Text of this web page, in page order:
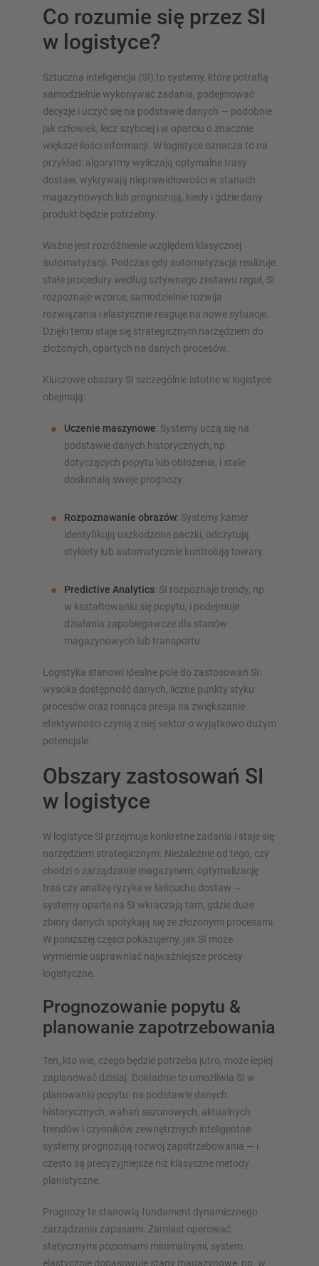
Co rozumie się przez SI
w logistyce?
Sztuczna inteligencja (SI) to systemy, które potrafią
samodzielnie wykonywać zadania, podejmować
decyzje i uczyć się na podstawie danych — podobnie
jak człowiek, lecz szybciej i w oparciu o znacznie
większe ilości informacji. W logistyce oznacza to na
przykład: algorytmy wyliczają optymalne trasy
dostaw, wykrywają nieprawidłowości w stanach
magazynowych lub prognozują, kiedy i gdzie dany
produkt będzie potrzebny.
Ważne jest rozróżnienie względem klasycznej
automatyzacji. Podczas gdy automatyzacja realizuje
stałe procedury według sztywnego zestawu reguł, SI
rozpoznaje wzorce, samodzielnie rozwija
rozwiązania i elastycznie reaguje na nowe sytuacje.
Dzięki temu staje się strategicznym narzędziem do
złożonych, opartych na danych procesów.
Kluczowe obszary SI szczególnie istotne w logistyce
obejmują:
Uczenie maszynowe: Systemy uczą się na
podstawie danych historycznych, np.
dotyczących popytu lub obłożenia, i stale
doskonalą swoje prognozy.
Rozpoznawanie obrazów: Systemy kamer
identyfikują uszkodzone paczki, odczytują
etykiety lub automatycznie kontrolują towary.
Predictive Analytics: SI rozpoznaje trendy, np.
w kształtowaniu się popytu, i podejmuje
działania zapobiegawcze dla stanów
magazynowych lub transportu.
Logistyka stanowi idealne pole do zastosowań SI:
wysoka dostępność danych, liczne punkty styku
procesów oraz rosnąca presja na zwiększanie
efektywności czynią z niej sektor o wyjątkowo dużym
potencjale.
Obszary zastosowań SI
w logistyce
W logistyce SI przejmuje konkretne zadania i staje się
narzędziem strategicznym. Niezależnie od tego, czy
chodzi o zarządzanie magazynem, optymalizację
tras czy analizę ryzyka w łańcuchu dostaw —
systemy oparte na SI wkraczają tam, gdzie duże
zbiory danych spotykają się ze złożonymi procesami.
W poniższej części pokazujemy, jak SI może
wymiernie usprawniać najważniejsze procesy
logistyczne.
Prognozowanie popytu &
planowanie zapotrzebowania
Ten, kto wie, czego będzie potrzeba jutro, może lepiej
zaplanować dzisiaj. Dokładnie to umożliwia SI w
planowaniu popytu: na podstawie danych
historycznych, wahań sezonowych, aktualnych
trendów i czynników zewnętrznych inteligentne
systemy prognozują rozwój zapotrzebowania — i
często są precyzyjniejsze niż klasyczne metody
planistyczne.
Prognozy te stanowią fundament dynamicznego
zarządzania zapasami. Zamiast operować
statycznymi poziomami minimalnymi, system
elastycznie dopasowuje stany magazynowe, np. w